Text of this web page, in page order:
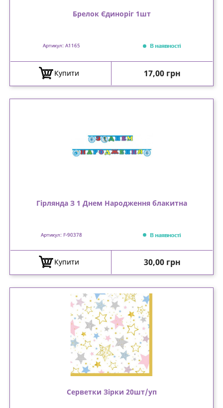
Брелок Єдиноріг 1шт
Артикул: А1165 В наявності
Купити Ціна
17,00 грн
Гірлянда З 1 Днем Народження блакитна
Артикул: F-90378 В наявності
Купити Ціна
30,00 грн
Серветки Зірки 20шт/уп